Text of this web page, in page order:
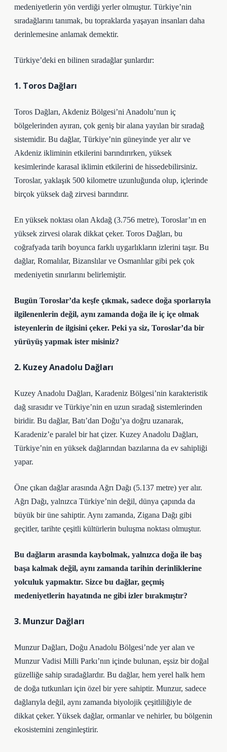
medeniyetlerin yön verdiği yerler olmuştur. Türkiye’nin
sıradağlarını tanımak, bu topraklarda yaşayan insanları daha
derinlemesine anlamak demektir.
Türkiye’deki en bilinen sıradağlar şunlardır:
1. Toros Dağları
Toros Dağları, Akdeniz Bölgesi’ni Anadolu’nun iç
bölgelerinden ayıran, çok geniş bir alana yayılan bir sıradağ
sistemidir. Bu dağlar, Türkiye’nin güneyinde yer alır ve
Akdeniz ikliminin etkilerini barındırırken, yüksek
kesimlerinde karasal iklimin etkilerini de hissedebilirsiniz.
Toroslar, yaklaşık 500 kilometre uzunluğunda olup, içlerinde
birçok yüksek dağ zirvesi barındırır.
En yüksek noktası olan Akdağ (3.756 metre), Toroslar’ın en
yüksek zirvesi olarak dikkat çeker. Toros Dağları, bu
coğrafyada tarih boyunca farklı uygarlıkların izlerini taşır. Bu
dağlar, Romalılar, Bizanslılar ve Osmanlılar gibi pek çok
medeniyetin sınırlarını belirlemiştir.
Bugün Toroslar’da keşfe çıkmak, sadece doğa sporlarıyla
ilgilenenlerin değil, aynı zamanda doğa ile iç içe olmak
isteyenlerin de ilgisini çeker. Peki ya siz, Toroslar’da bir
yürüyüş yapmak ister misiniz?
2. Kuzey Anadolu Dağları
Kuzey Anadolu Dağları, Karadeniz Bölgesi’nin karakteristik
dağ sırasıdır ve Türkiye’nin en uzun sıradağ sistemlerinden
biridir. Bu dağlar, Batı’dan Doğu’ya doğru uzanarak,
Karadeniz’e paralel bir hat çizer. Kuzey Anadolu Dağları,
Türkiye’nin en yüksek dağlarından bazılarına da ev sahipliği
yapar.
Öne çıkan dağlar arasında Ağrı Dağı (5.137 metre) yer alır.
Ağrı Dağı, yalnızca Türkiye’nin değil, dünya çapında da
büyük bir üne sahiptir. Aynı zamanda, Zigana Dağı gibi
geçitler, tarihte çeşitli kültürlerin buluşma noktası olmuştur.
Bu dağların arasında kaybolmak, yalnızca doğa ile baş
başa kalmak değil, aynı zamanda tarihin derinliklerine
yolculuk yapmaktır. Sizce bu dağlar, geçmiş
medeniyetlerin hayatında ne gibi izler bırakmıştır?
3. Munzur Dağları
Munzur Dağları, Doğu Anadolu Bölgesi’nde yer alan ve
Munzur Vadisi Milli Parkı’nın içinde bulunan, eşsiz bir doğal
güzelliğe sahip sıradağlardır. Bu dağlar, hem yerel halk hem
de doğa tutkunları için özel bir yere sahiptir. Munzur, sadece
dağlarıyla değil, aynı zamanda biyolojik çeşitliliğiyle de
dikkat çeker. Yüksek dağlar, ormanlar ve nehirler, bu bölgenin
ekosistemini zenginleştirir.